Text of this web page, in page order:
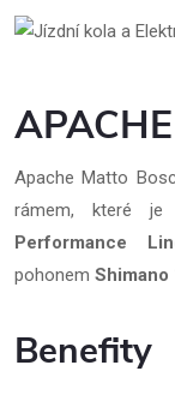
Apache Matto
rámem, které je
Performance
pohonem Shimano
Benefity